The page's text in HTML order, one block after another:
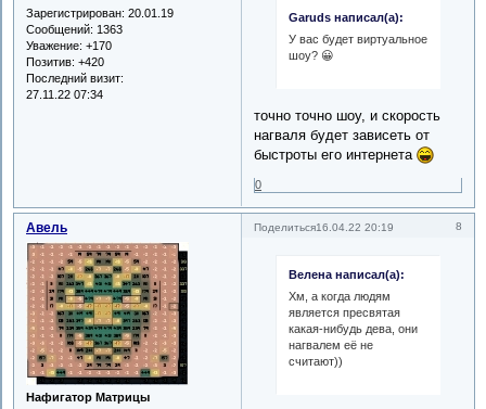
Зарегистрирован: 20.01.19
Сообщений: 1363
Уважение: +170
Позитив: +420
Последний визит:
27.11.22 07:34
Garuds написал(а):
У вас будет виртуальное
шоу? 😀
точно точно шоу, и скорость
нагваля будет зависеть от
быстроты его интернета
0
Поделиться 8
16.04.22 20:19
Авель
Нафигатор Матрицы
Велена написал(а):
Хм, а когда людям
является пресвятая
какая-нибудь дева, они
нагвалем её не
считают))